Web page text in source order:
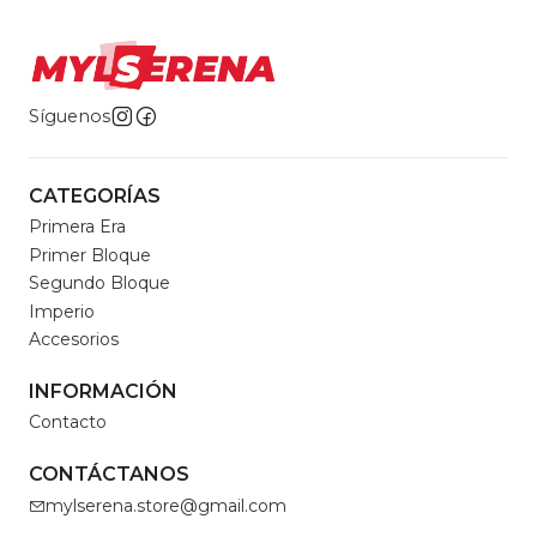
Síguenos
CATEGORÍAS
Primera Era
Primer Bloque
Segundo Bloque
Imperio
Accesorios
INFORMACIÓN
Contacto
CONTÁCTANOS
mylserena.store@gmail.com